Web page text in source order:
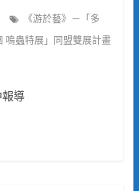
《游於藝》－「多
鳴蟲特展」同盟雙展計畫
導